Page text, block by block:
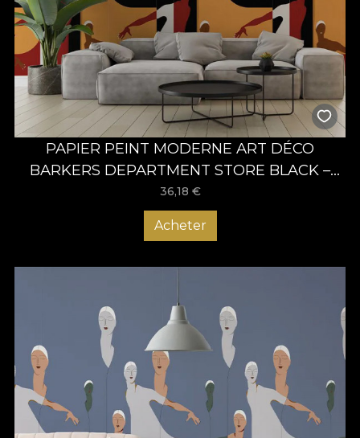
PAPIER PEINT MODERNE ART DÉCO
BARKERS DEPARTMENT STORE BLACK –
VLADILA
36,18 €
Acheter